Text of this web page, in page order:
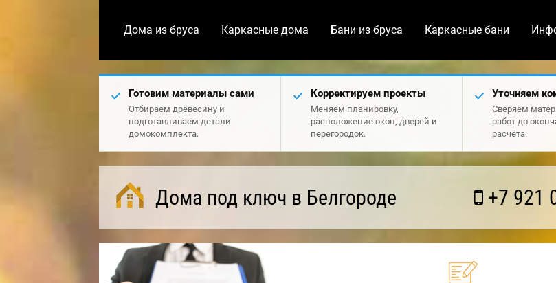
Дома из бруса Каркасные дома Бани из бруса Каркасные бани
Готовим материалы сами
Отбираем древесину и
подготавливаем детали
домокомплекта.
Корректируем проекты
Меняем планировку,
расположение окон, дверей и
перегородок.
Уточняем
Сверяем
работ до
расчёта.
Дома под ключ в Белгороде +7 921